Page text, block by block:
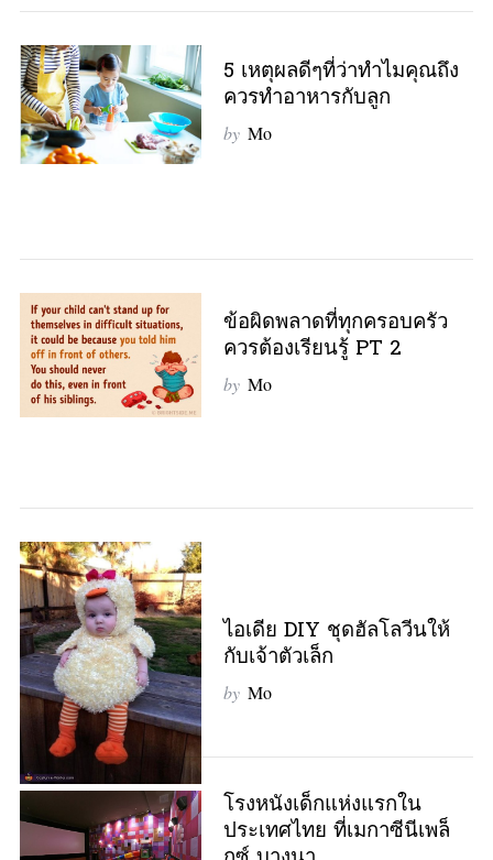
5 เหตุผลดีๆที่ว่าทำไมคุณถึง
ควรทำอาหารกับลูก
by Mo
ข้อผิดพลาดที่ทุกครอบครัว
ควรต้องเรียนรู้ PT 2
by Mo
ไอเดีย DIY ชุดฮัลโลวีนให้
กับเจ้าตัวเล็ก
by Mo
โรงหนังเด็กแห่งแรกใน
ประเทศไทย ที่เมกาซีนีเพล็
S
h
o
r
: